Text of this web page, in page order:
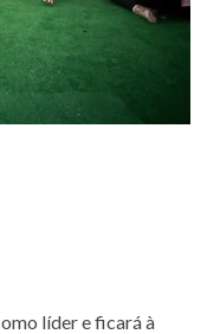
líder e ficará à